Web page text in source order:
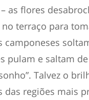
as flores
terraço para
camponeses
pulam e saltam
Talvez o
das regiões mais